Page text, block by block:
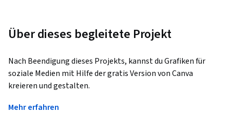
Über dieses begleitete Projekt
Nach Beendigung dieses Projekts, kannst du Grafiken für
soziale Medien mit Hilfe der gratis Version von Canva
kreieren und gestalten.
Egal, ob du eine neue Marke startest oder eine bestehende
Mehr erfahren